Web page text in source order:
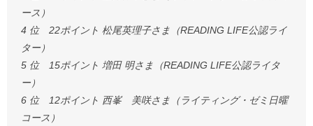
ース）
4 位 22ポイント 松尾英理子さま（READING LIFE公認ライ
ター）
5 位 15ポイント 増田 明さま（READING LIFE公認ライタ
ー）
6 位 12ポイント 西峯 美咲さま（ライティング・ゼミ日曜
コース）